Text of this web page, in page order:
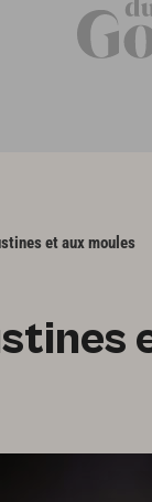
et aux moules